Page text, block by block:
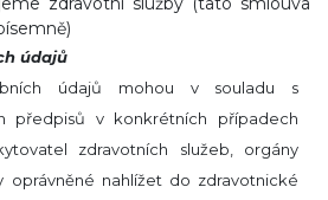
údajů
údajů mohou v souladu s
předpisů v konkrétních případech
zdravotních služeb, orgány
nahlížet do zdravotnické